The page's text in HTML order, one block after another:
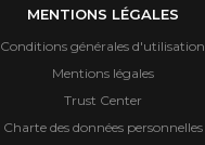
MENTIONS LÉGALES
Conditions générales d'utilisation
Mentions légales
Trust Center
Charte des données personnelles